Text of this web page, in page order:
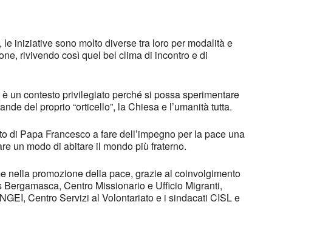
iniziative sono molto diverse tra loro per modalità e
rivivendo così quel bel clima di incontro e di
un contesto privilegiato perché si possa sperimentare
del proprio “orticello”, la Chiesa e l’umanità tutta.
di Papa Francesco a fare dell’impegno per la pace una
un modo di abitare il mondo più fraterno.
nella promozione della pace, grazie al coinvolgimento
Centro Missionario e Ufficio Migranti,
Centro Servizi al Volontariato e i sindacati CISL e